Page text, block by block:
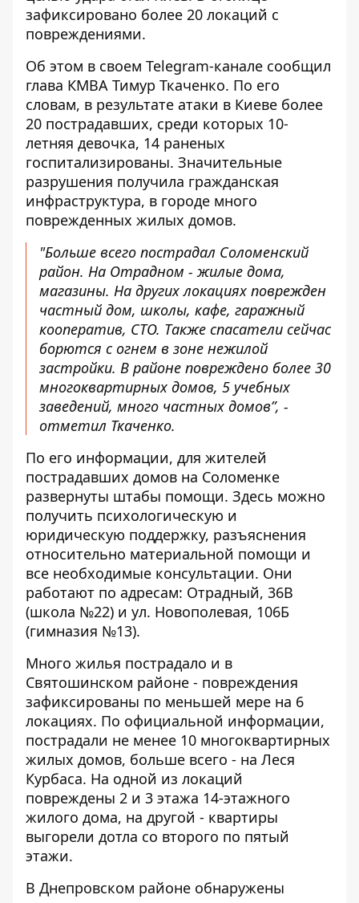
зафиксировано более 20 локаций с
повреждениями.
Об этом в своем Telegram-канале сообщил
глава КМВА Тимур Ткаченко. По его
словам, в результате атаки в Киеве более
20 пострадавших, среди которых 10-
летняя девочка, 14 раненых
госпитализированы. Значительные
разрушения получила гражданская
инфраструктура, в городе много
поврежденных жилых домов.
"Больше всего пострадал Соломенский
район. На Отрадном - жилые дома,
магазины. На других локациях поврежден
частный дом, школы, кафе, гаражный
кооператив, СТО. Также спасатели сейчас
борются с огнем в зоне нежилой
застройки. В районе повреждено более 30
многоквартирных домов, 5 учебных
заведений, много частных домов”, -
отметил Ткаченко.
По его информации, для жителей
пострадавших домов на Соломенке
развернуты штабы помощи. Здесь можно
получить психологическую и
юридическую поддержку, разъяснения
относительно материальной помощи и
все необходимые консультации. Они
работают по адресам: Отрадный, 36В
(школа №22) и ул. Новополевая, 106Б
(гимназия №13).
Много жилья пострадало и в
Святошинском районе - повреждения
зафиксированы по меньшей мере на 6
локациях. По официальной информации,
пострадали не менее 10 многоквартирных
жилых домов, больше всего - на Леся
Курбаса. На одной из локаций
повреждены 2 и 3 этажа 14-этажного
жилого дома, на другой - квартиры
выгорели дотла со второго по пятый
этажи.
В Днепровском районе обнаружены